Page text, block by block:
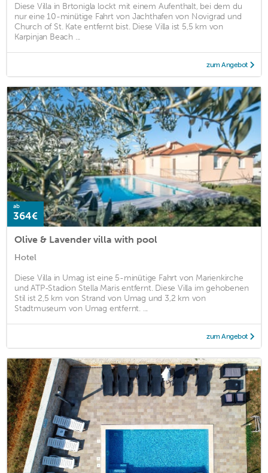
Diese Villa in Brtonigla lockt mit einem Aufenthalt, bei dem du
nur eine 10-minütige Fahrt von Jachthafen von Novigrad und
Church of St. Kate entfernt bist. Diese Villa ist 5,5 km von
Karpinjan Beach ...
zum Angebot
ab
364€
Olive & Lavender villa with pool
Hotel
Diese Villa in Umag ist eine 5-minütige Fahrt von Marienkirche
und ATP-Stadion Stella Maris entfernt. Diese Villa im gehobenen
Stil ist 2,5 km von Strand von Umag und 3,2 km von
Stadtmuseum von Umag entfernt. ...
zum Angebot